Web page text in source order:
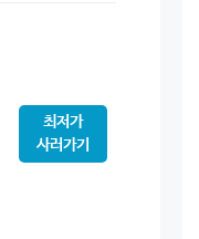
최저가
사러가기